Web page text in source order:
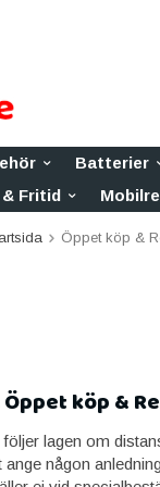
Batterier
& Fritid
Öppet köp &
Öppet köp &
följer lagen om
ange någon